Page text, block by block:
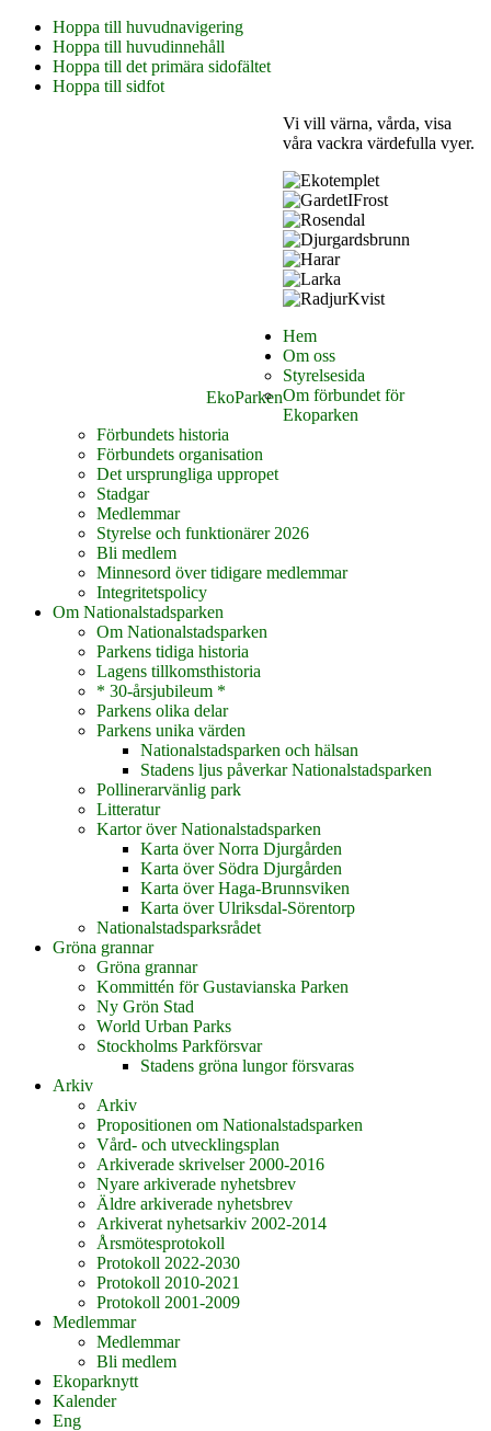
Hoppa till huvudnavigering
Hoppa till huvudinnehåll
Hoppa till det primära sidofältet
Hoppa till sidfot
EkoParken
Vi vill värna, vårda, visa
våra vackra värdefulla vyer.
Hem
Om oss
Styrelsesida
Om förbundet för
Ekoparken
Förbundets historia
Förbundets organisation
Det ursprungliga uppropet
Stadgar
Medlemmar
Styrelse och funktionärer 2026
Bli medlem
Minnesord över tidigare medlemmar
Integritetspolicy
Om Nationalstadsparken
Om Nationalstadsparken
Parkens tidiga historia
Lagens tillkomsthistoria
* 30-årsjubileum *
Parkens olika delar
Parkens unika värden
Nationalstadsparken och hälsan
Stadens ljus påverkar Nationalstadsparken
Pollinerarvänlig park
Litteratur
Kartor över Nationalstadsparken
Karta över Norra Djurgården
Karta över Södra Djurgården
Karta över Haga-Brunnsviken
Karta över Ulriksdal-Sörentorp
Nationalstadsparksrådet
Gröna grannar
Gröna grannar
Kommittén för Gustavianska Parken
Ny Grön Stad
World Urban Parks
Stockholms Parkförsvar
Stadens gröna lungor försvaras
Arkiv
Arkiv
Propositionen om Nationalstadsparken
Vård- och utvecklingsplan
Arkiverade skrivelser 2000-2016
Nyare arkiverade nyhetsbrev
Äldre arkiverade nyhetsbrev
Arkiverat nyhetsarkiv 2002-2014
Årsmötesprotokoll
Protokoll 2022-2030
Protokoll 2010-2021
Protokoll 2001-2009
Medlemmar
Medlemmar
Bli medlem
Ekoparknytt
Kalender
Eng